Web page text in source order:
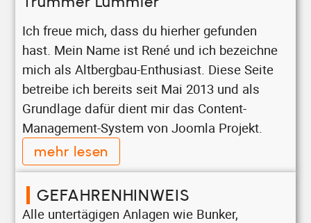
Ich freue mich, dass du hierher gefunden
hast. Mein Name ist René und ich bezeichne
mich als Altbergbau-Enthusiast. Diese Seite
betreibe ich bereits seit Mai 2013 und als
Grundlage dafür dient mir das Content-
Management-System von Joomla Projekt.
mehr lesen
GEFAHRENHINWEIS
Alle untertägigen Anlagen wie Bunker,